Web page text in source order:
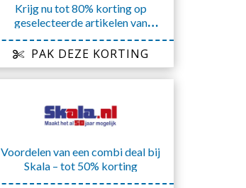
Krijg nu tot 80% korting op
geselecteerde artikelen van
PAK DEZE KORTING
Voordelen van een combi deal bij
Skala – tot 50% korting